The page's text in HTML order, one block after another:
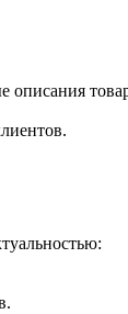
описания